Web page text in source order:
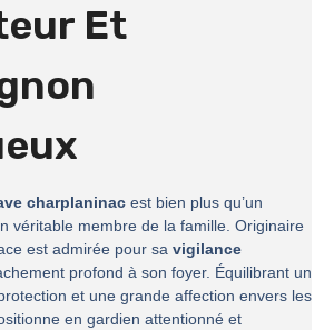
Et
charplaninac est bien plus qu’un
véritable membre de la famille. Originaire
est admirée pour sa vigilance
profond à son foyer. Équilibrant un
et une grande affection envers les
en gardien attentionné et